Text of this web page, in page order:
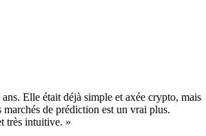
Elle était déjà simple et axée crypto, mais
marchés de prédiction est un vrai plus.
très intuitive. »